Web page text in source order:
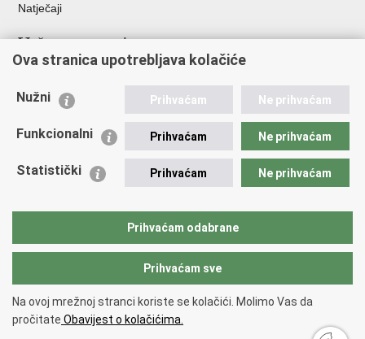
Natječaji
Važne poveznice
Ministarstvo unutarnjih poslova
Udruge
Policijska akademija
Zaklada policijske solidarnosti
Vučetić"
Copyright © 2026 Policijska uprava osječko-baranjska.
korištenja.Izjava o pristupačnosti.
Ova stranica upotrebljava kolačiće
Nužni Prihvaćam Ne prihvaćam
Funkcionalni Prihvaćam Ne prihvaćam
Statistički Prihvaćam Ne prihvaćam
Prihvaćam odabrane
Prihvaćam sve
Na ovoj mrežnoj stranci koriste se kolačići. Molimo Vas da
pročitate Obavijest o kolačićima.